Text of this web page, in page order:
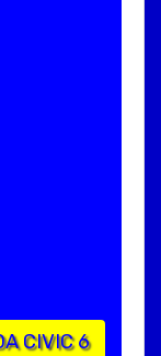
CIVIC 6